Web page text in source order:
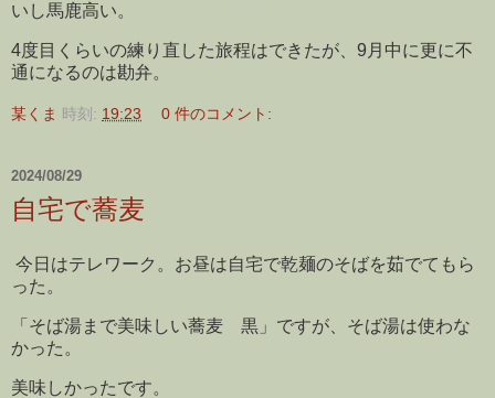
いし馬鹿高い。
4度目くらいの練り直した旅程はできたが、9月中に更に不
通になるのは勘弁。
某くま 時刻: 19:23 0 件のコメント:
2024/08/29
自宅で蕎麦
今日はテレワーク。お昼は自宅で乾麺のそばを茹でてもら
った。
「そば湯まで美味しい蕎麦 黒」ですが、そば湯は使わな
かった。
美味しかったです。